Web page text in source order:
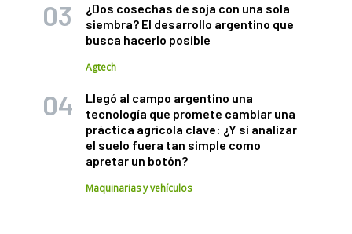
¿Dos cosechas de soja con una sola
siembra? El desarrollo argentino que
busca hacerlo posible
Agtech
Llegó al campo argentino una
tecnología que promete cambiar una
práctica agrícola clave: ¿Y si analizar
el suelo fuera tan simple como
apretar un botón?
Maquinarias y vehículos